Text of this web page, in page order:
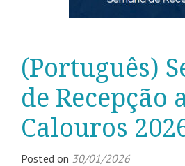
(Português)
de Recepção
Calouros
Posted on 30/01/2026